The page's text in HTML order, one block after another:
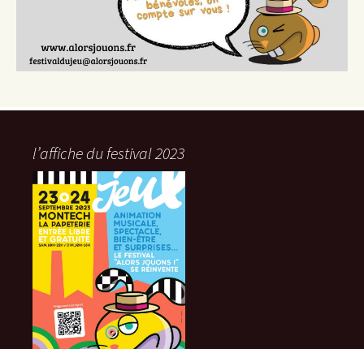
l’affiche du festival 2023